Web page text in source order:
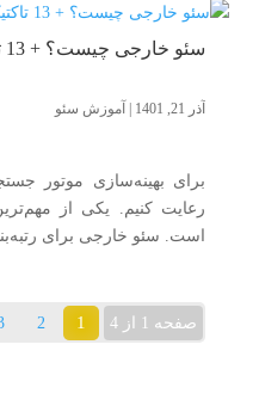
سئو خارجی چیست؟ + 13 تاکتیک برای بهینه‌سازی آن
آذر 21, 1401 آموزش سئو
است. سئو خارجی برای
صفحه 1 از 4 1
2